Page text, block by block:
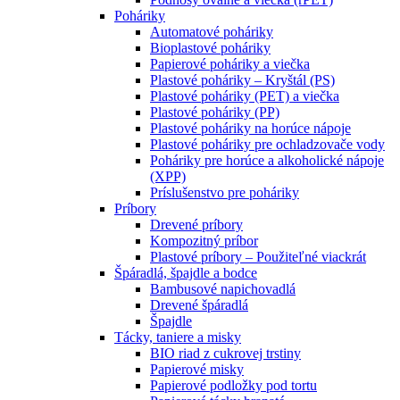
Poháriky
Automatové poháriky
Bioplastové poháriky
Papierové poháriky a viečka
Plastové poháriky – Kryštál (PS)
Plastové poháriky (PET) a viečka
Plastové poháriky (PP)
Plastové poháriky na horúce nápoje
Plastové poháriky pre ochladzovače vody
Poháriky pre horúce a alkoholické nápoje
(XPP)
Príslušenstvo pre poháriky
Príbory
Drevené príbory
Kompozitný príbor
Plastové príbory – Použiteľné viackrát
Špáradlá, špajdle a bodce
Bambusové napichovadlá
Drevené špáradlá
Špajdle
Tácky, taniere a misky
BIO riad z cukrovej trstiny
Papierové misky
Papierové podložky pod tortu